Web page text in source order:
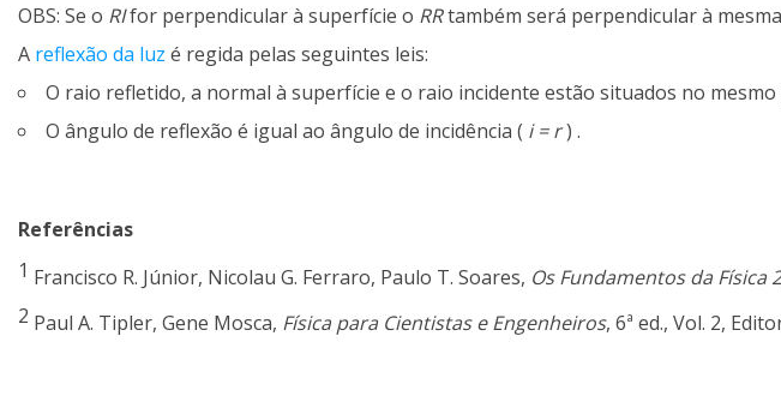
OBS: Se o RIfor perpendicular à superfície o RRtambém será perpendicular à
A reflexão da luz é regida pelas seguintes leis:
O raio refletido, a normal à superfície e o raio incidente estão situados no mesmo
O ângulo de reflexão é igual ao ângulo de incidência ( i = r) .
Referências
1 Francisco R. Júnior, Nicolau G. Ferraro, Paulo T. Soares, Os Fundamentos da Física 2
2 Paul A. Tipler, Gene Mosca, Física para Cientistas e Engenheiros, 6ª ed., Vol. 2,